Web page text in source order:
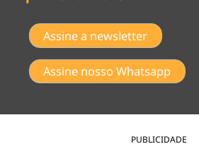
Assine a newsletter
Assine nosso Whatsapp
PUBLICIDADE